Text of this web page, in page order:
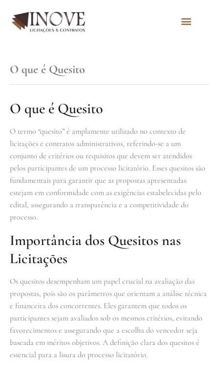
O que é Quesito
O que é Quesito
O termo “quesito” é amplamente utilizado no contexto de
licitações e contratos administrativos, referindo-se a um
conjunto de critérios ou requisitos que devem ser atendidos
pelos participantes de um processo licitatório. Esses quesitos são
fundamentais para garantir que as propostas apresentadas
estejam em conformidade com as exigências estabelecidas pelo
edital, assegurando a transparência e a competitividade do
processo.
Importância dos Quesitos nas
Licitações
Os quesitos desempenham um papel crucial na avaliação das
propostas, pois são os parâmetros que orientam a análise técnica
e financeira dos concorrentes. Eles garantem que todos os
participantes sejam avaliados sob os mesmos critérios, evitando
favorecimentos e assegurando que a escolha do vencedor seja
baseada em méritos objetivos. A definição clara dos quesitos é
essencial para a lisura do processo licitatório.